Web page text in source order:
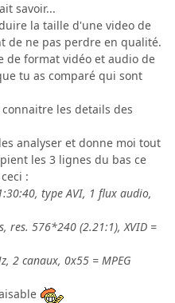
savoir...
la taille d'une video de
de ne pas perdre en qualité.
de format vidéo et audio de
tu as comparé qui sont
les details des
analyser et donne moi tout
les 3 lignes du bas ce
:
type AVI, 1 flux audio,
res. 576*240 (2.21:1), XVID =
2 canaux, 0x55 = MPEG